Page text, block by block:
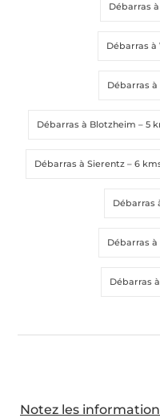
Débarras
Débarras à
Débarras
Débarras à Blotzheim – 5
Débarras à Sierentz – 6
Débarras
Débarras
Débarras
Notez les